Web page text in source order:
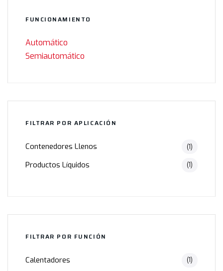
FUNCIONAMIENTO
Automático
Semiautomático
FILTRAR POR APLICACIÓN
Contenedores Llenos (1)
Productos Líquidos (1)
FILTRAR POR FUNCIÓN
Calentadores (1)